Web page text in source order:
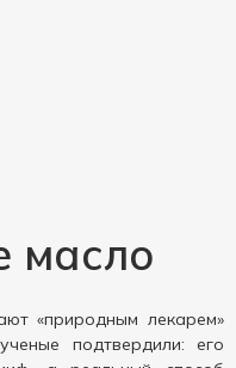
масло
«природным лекарем»
подтвердили: его